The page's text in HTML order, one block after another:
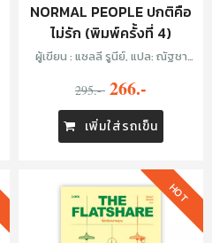
NORMAL PEOPLE ปกติคือ
ไม่รัก (พิมพ์ครั้งที่ 4)
ผู้เขียน : แซลลี รูนีย์, แปล: ณัฐชา
295.- 266.-
เพิ่มใส่รถเข็น
HOT